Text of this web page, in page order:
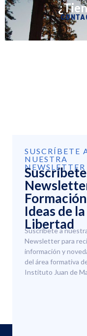
SUSCRÍBETE
NUESTRA
NEWSLETTER
Ideas de la
Libertad
Suscríbete a
Newsletter para
información y
del área formativa
Instituto Juan de